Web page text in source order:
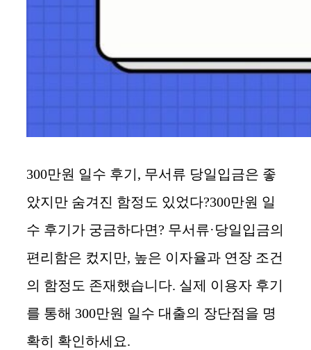
300만원 일수 후기, 무서류 당일입금은 좋
았지만 숨겨진 함정도 있었다?300만원 일
수 후기가 궁금하다면? 무서류·당일입금의
편리함은 컸지만, 높은 이자율과 연장 조건
의 함정도 존재했습니다. 실제 이용자 후기
를 통해 300만원 일수 대출의 장단점을 명
확히 확인하세요.